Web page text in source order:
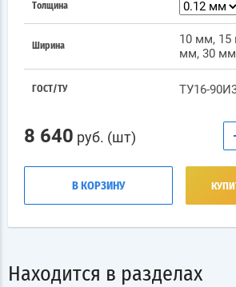
Толщина
Ширина
10 мм, 15
мм, 30 мм
ГОСТ/ТУ ТУ16-
8 640 руб. (шт)
В КОРЗИНУ
Находится в разделах